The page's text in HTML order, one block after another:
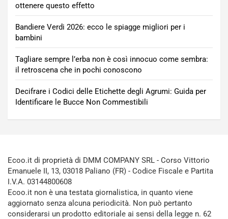
ottenere questo effetto
Bandiere Verdi 2026: ecco le spiagge migliori per i
bambini
Tagliare sempre l’erba non è così innocuo come sembra:
il retroscena che in pochi conoscono
Decifrare i Codici delle Etichette degli Agrumi: Guida per
Identificare le Bucce Non Commestibili
Ecoo.it di proprietà di DMM COMPANY SRL - Corso Vittorio
Emanuele II, 13, 03018 Paliano (FR) - Codice Fiscale e Partita
I.V.A. 03144800608
Ecoo.it non è una testata giornalistica, in quanto viene
aggiornato senza alcuna periodicità. Non può pertanto
considerarsi un prodotto editoriale ai sensi della legge n. 62